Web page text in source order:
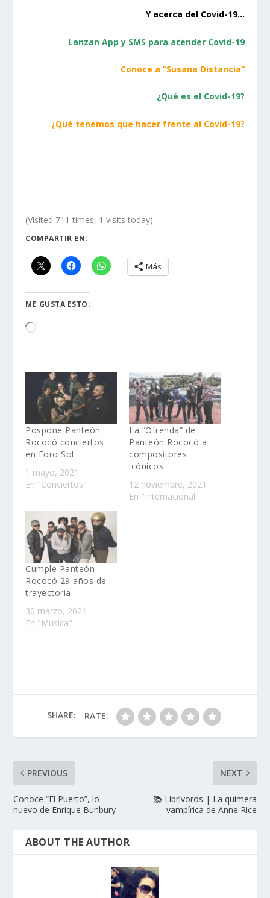
Y acerca del Covid-19…
Lanzan App y SMS para atender Covid-19
Conoce a “Susana Distancia”
¿Qué es el Covid-19?
¿Qué tenemos que hacer frente al Covid-19?
(Visited 711 times, 1 visits today)
COMPARTIR EN:
Más
ME GUSTA ESTO:
Loading…
Pospone Panteón
Rococó conciertos
en Foro Sol
1 mayo, 2021
En "Conciertos"
La “Ofrenda” de
Panteón Rococó a
compositores
icónicos
12 noviembre, 2021
En "Internacional"
Cumple Panteón
Rococó 29 años de
trayectoria
30 marzo, 2024
En "Música"
SHARE: RATE:
PREVIOUS
Conoce “El Puerto”, lo
nuevo de Enrique Bunbury
NEXT
📚 Librívoros | La quimera
vampírica de Anne Rice
ABOUT THE AUTHOR